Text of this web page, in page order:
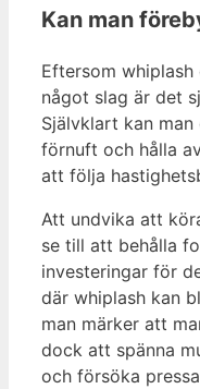
Kan man
Eftersom
något slag är det
Självklart kan
förnuft och hålla
att följa
Att undvika att
se till att behålla
investeringar för
där whiplash kan
man märker att
dock att spänna
och försöka